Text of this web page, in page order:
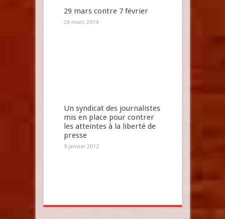
29 mars contre 7 février
26 mars 2014
Un syndicat des journalistes
mis en place pour contrer
les atteintes à la liberté de
presse
9 janvier 2012